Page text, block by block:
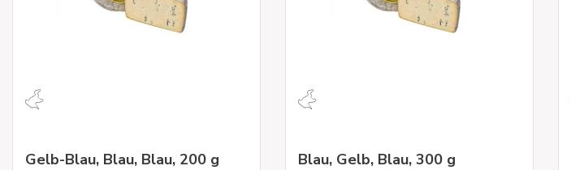
Gelb-Blau, Blau, Blau, 200 g Blau, Gelb, Blau, 300 g